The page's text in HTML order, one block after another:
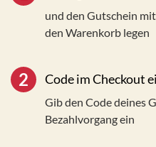
und den Gutschein
den Warenkorb legen
2 Code im Checkout
Gib den Code deines
Bezahlvorgang ein